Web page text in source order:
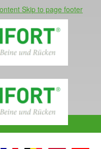
Skip to page footer